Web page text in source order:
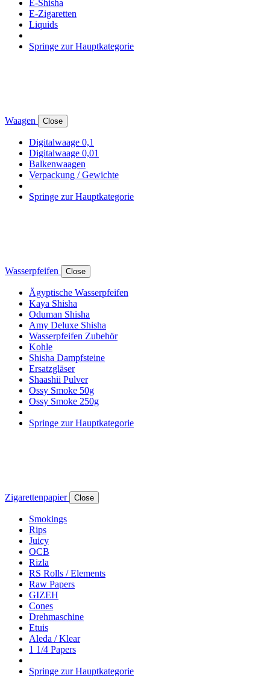
E-Shisha
E-Zigaretten
Liquids
Springe zur Hauptkategorie
Waagen Close
Digitalwaage 0,1
Digitalwaage 0,01
Balkenwaagen
Verpackung / Gewichte
Springe zur Hauptkategorie
Wasserpfeifen Close
Ägyptische Wasserpfeifen
Kaya Shisha
Oduman Shisha
Amy Deluxe Shisha
Wasserpfeifen Zubehör
Kohle
Shisha Dampfsteine
Ersatzgläser
Shaashii Pulver
Ossy Smoke 50g
Ossy Smoke 250g
Springe zur Hauptkategorie
Zigarettenpapier Close
Smokings
Rips
Juicy
OCB
Rizla
RS Rolls / Elements
Raw Papers
GIZEH
Cones
Drehmaschine
Etuis
Aleda / Klear
1 1/4 Papers
Springe zur Hauptkategorie